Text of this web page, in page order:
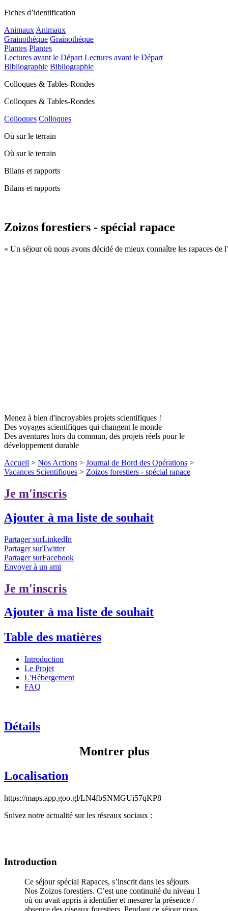
Fiches d’identification
Animaux Animaux
Grainothèque Grainothèque
Plantes Plantes
Lectures avant le Départ Lectures avant le Départ
Bibliographie Bibliographie
Colloques & Tables-Rondes
Colloques & Tables-Rondes
Colloques Colloques
Où sur le terrain
Où sur le terrain
Bilans et rapports
Bilans et rapports
Zoizos forestiers - spécial rapace
« Un séjour où nous avons décidé de mieux connaître les rapaces
Menez à bien d'incroyables projets scientifiques !
Des voyages scientifiques qui changent le monde
Des aventures hors du commun, des projets réels pour le
développement durable
Accueil > Nos Actions > Journal de Bord des Opérations >
Vacances Scientifiques > Zoizos forestiers - spécial rapace
Je m'inscris
Ajouter à ma liste de souhait
Partager surLinkedIn
Partager surTwitter
Partager surFacebook
Envoyer à un ami
Je m'inscris
Ajouter à ma liste de souhait
Table des matières
Introduction
Le Projet
L'Hébergement
FAQ
Détails
Montrer plus
Localisation
https://maps.app.goo.gl/LN4fbSNMGUi57qKP8
Suivez notre actualité sur les réseaux sociaux :
Introduction
Ce séjour spécial Rapaces, s’inscrit dans les séjours
Nos Zoizos forestiers. C’est une continuité du niveau 1
où on avait appris à identifier et mesurer la présence /
absence des oiseaux forestiers. Pendant ce séjour nous